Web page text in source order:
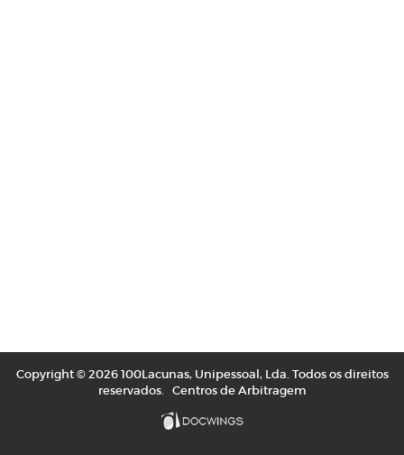
Copyright © 2026 100Lacunas, Unipessoal, Lda. Todos os direitos
reservados. Centros de Arbitragem